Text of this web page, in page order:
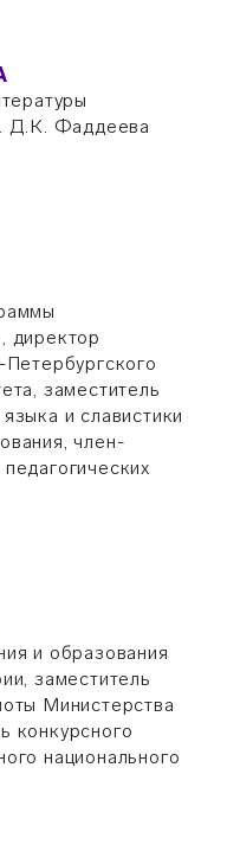
Д.К. Фаддеева
директор
Петербургского
заместитель
и славистики
член-
и образования
заместитель
Министерства
конкурсного
национального